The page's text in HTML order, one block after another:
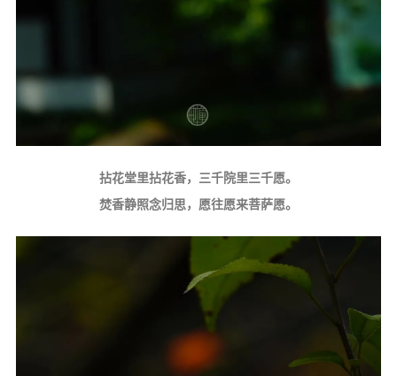
拈花堂里拈花香，三千院里三千愿。
焚香静照念归思，愿往愿来菩萨愿。